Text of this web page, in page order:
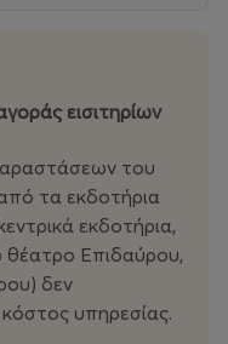
Αρχείου της ΕΛΣ
και σπάνια
κοστουμιών του
από το
με δεδομένη τη
Αρχείο Μινωτή –
της ΕΛΣ Γιώργος
ομάδα,
Τότα Πρίτσα
εισιτηρίων
του
τα εκδοτήρια
εκδοτήρια,
θέατρο Επιδαύρου,
δεν
υπηρεσίας.